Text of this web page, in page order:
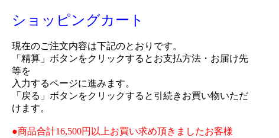
ショッピングカート
現在のご注文内容は下記のとおりです。
「精算」ボタンをクリックするとお支払方法・お届け先
等を
入力するページに進みます。
「戻る」ボタンをクリックすると引続きお買い物いただ
けます。
●商品合計16,500円以上お買い求め頂きましたお客様